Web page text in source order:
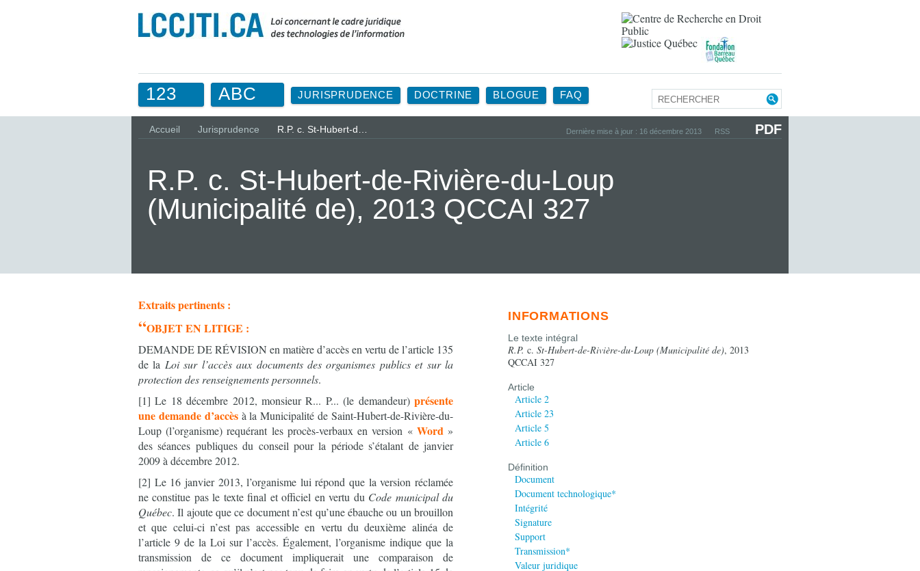
123 ABC JURISPRUDENCE DOCTRINE BLOGUE FAQ
Accueil Jurisprudence R.P. c. St-Hubert-d… Dernière mise à jour : 16 décembre 2013 RSS PDF
R.P. c. St-Hubert-de-Rivière-du-Loup
(Municipalité de), 2013 QCCAI 327
Extraits pertinents :
“OBJET EN LITIGE :
DEMANDE DE RÉVISION en matière d’accès en vertu de l’article 135
de la Loi sur l’accès aux documents des organismes publics et sur la
protection des renseignements personnels.
[1] Le 18 décembre 2012, monsieur R... P... (le demandeur) présente
une demande d’accèsà la Municipalité de Saint-Hubert-de-Rivière-du-
Loup (l’organisme) requérant les procès-verbaux en version « Word »
des séances publiques du conseil pour la période s’étalant de janvier
2009 à décembre 2012.
[2] Le 16 janvier 2013, l’organisme lui répond que la version réclamée
ne constitue pas le texte final et officiel en vertu du Code municipal du
Québec. Il ajoute que ce document n’est qu’une ébauche ou un brouillon
et que celui-ci n’est pas accessible en vertu du deuxième alinéa de
l’article 9 de la Loi sur l’accès. Également, l’organisme indique que la
transmission de ce document impliquerait une comparaison de
INFORMATIONS
Le texte intégral
R.P. c. St-Hubert-de-Rivière-du-Loup (Municipalité de), 2013
QCCAI 327
Article
Article 2
Article 23
Article 5
Article 6
Définition
Document
Document technologique*
Intégrité
Signature
Support
Transmission*
Valeur juridique